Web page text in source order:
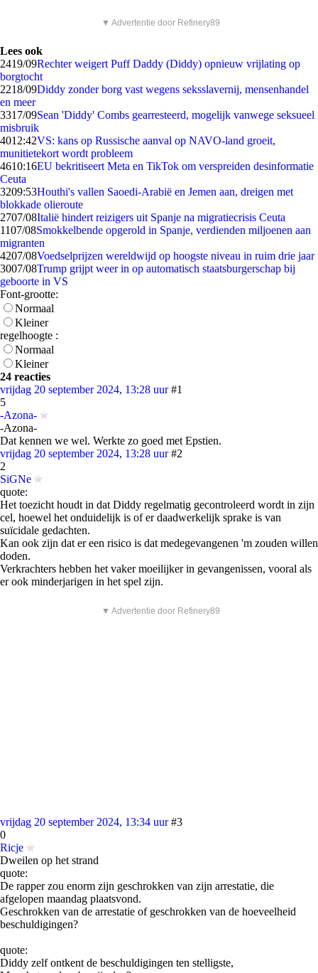
▼ Advertentie door Refinery89
Lees ook
2419/09Rechter weigert Puff Daddy (Diddy) opnieuw vrijlating op
borgtocht
2218/09Diddy zonder borg vast wegens seksslavernij, mensenhandel
en meer
3317/09Sean 'Diddy' Combs gearresteerd, mogelijk vanwege seksueel
misbruik
4012:42VS: kans op Russische aanval op NAVO-land groeit,
munitietekort wordt probleem
4610:16EU bekritiseert Meta en TikTok om verspreiden desinformatie
Ceuta
3209:53Houthi's vallen Saoedi-Arabië en Jemen aan, dreigen met
blokkade olieroute
2707/08Italië hindert reizigers uit Spanje na migratiecrisis Ceuta
1107/08Smokkelbende opgerold in Spanje, verdienden miljoenen aan
migranten
4207/08Voedselprijzen wereldwijd op hoogste niveau in ruim drie jaar
3007/08Trump grijpt weer in op automatisch staatsburgerschap bij
geboorte in VS
Font-grootte:
Normaal
Kleiner
regelhoogte :
Normaal
Kleiner
24 reacties
vrijdag 20 september 2024, 13:28 uur #1
5
-Azona-
-Azona-
Dat kennen we wel. Werkte zo goed met Epstien.
vrijdag 20 september 2024, 13:28 uur #2
2
SiGNe
quote:
Het toezicht houdt in dat Diddy regelmatig gecontroleerd wordt in zijn
cel, hoewel het onduidelijk is of er daadwerkelijk sprake is van
suïcidale gedachten.
Kan ook zijn dat er een risico is dat medegevangenen 'm zouden willen
doden.
Verkrachters hebben het vaker moeilijker in gevangenissen, vooral als
er ook minderjarigen in het spel zijn.
▼ Advertentie door Refinery89
vrijdag 20 september 2024, 13:34 uur #3
0
Ricje
Dweilen op het strand
quote:
De rapper zou enorm zijn geschrokken van zijn arrestatie, die
afgelopen maandag plaatsvond.
Geschrokken van de arrestatie of geschrokken van de hoeveelheid
beschuldigingen?
quote:
Diddy zelf ontkent de beschuldigingen ten stelligste,